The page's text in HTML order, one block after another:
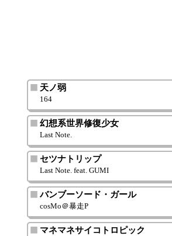
天ノ弱
164
幻想系世界修復少女
Last Note.
セツナトリップ
Last Note. feat. GUMI
バンブーソード・ガール
cosMo＠暴走P
マネマネサイコトロピック